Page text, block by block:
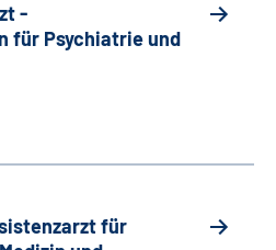
-
für Psychiatrie und
für